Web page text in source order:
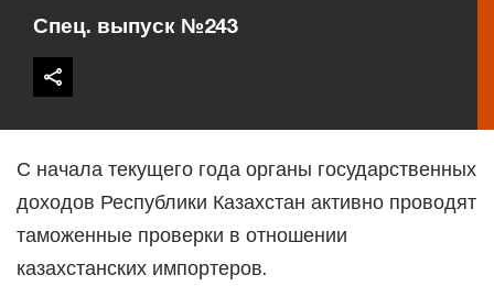
Спец. выпуск №243
С начала текущего года органы государственных
доходов Республики Казахстан активно проводят
таможенные проверки в отношении
казахстанских импортеров.